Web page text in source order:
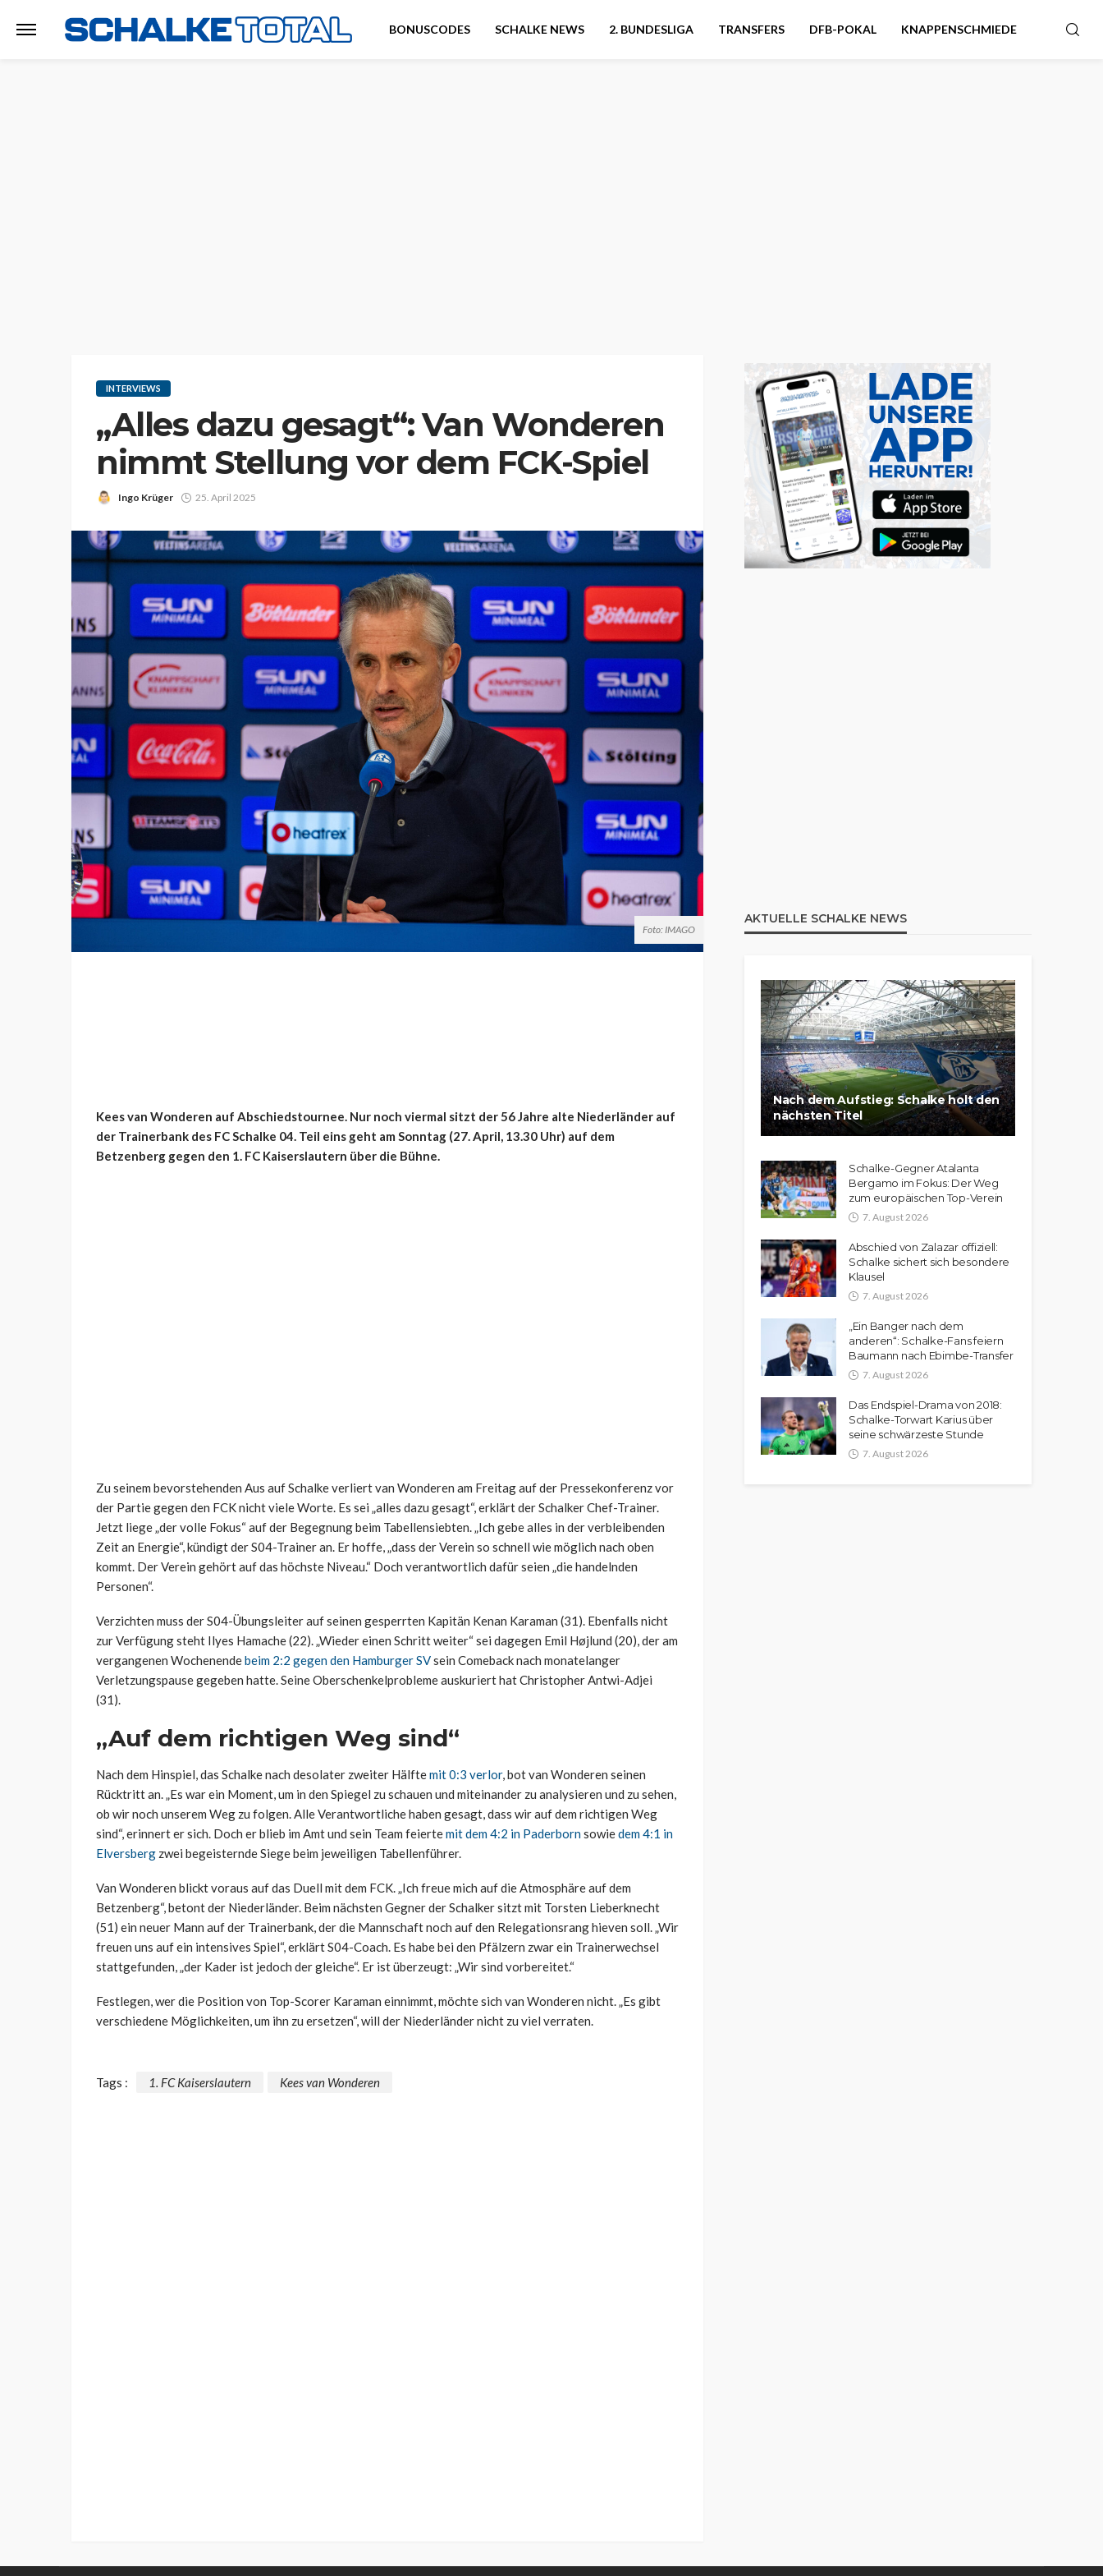
BONUSCODES SCHALKE NEWS 2. BUNDESLIGA TRANSFERS DFB-POKAL KNAPPENSCHMIEDE
INTERVIEWS
„Alles dazu gesagt“: Van Wonderen
nimmt Stellung vor dem FCK-Spiel
Ingo Krüger 25. April 2025
Foto: IMAGO
Kees van Wonderen auf Abschiedstournee. Nur noch viermal sitzt der 56 Jahre alte Niederländer auf
der Trainerbank des FC Schalke 04. Teil eins geht am Sonntag (27. April, 13.30 Uhr) auf dem
Betzenberg gegen den 1. FC Kaiserslautern über die Bühne.
Zu seinem bevorstehenden Aus auf Schalke verliert van Wonderen am Freitag auf der Pressekonferenz vor
der Partie gegen den FCK nicht viele Worte. Es sei „alles dazu gesagt“, erklärt der Schalker Chef-Trainer.
Jetzt liege „der volle Fokus“ auf der Begegnung beim Tabellensiebten. „Ich gebe alles in der verbleibenden
Zeit an Energie“, kündigt der S04-Trainer an. Er hoffe, „dass der Verein so schnell wie möglich nach oben
kommt. Der Verein gehört auf das höchste Niveau.“ Doch verantwortlich dafür seien „die handelnden
Personen“.
Verzichten muss der S04-Übungsleiter auf seinen gesperrten Kapitän Kenan Karaman (31). Ebenfalls nicht
zur Verfügung steht Ilyes Hamache (22). „Wieder einen Schritt weiter“ sei dagegen Emil Højlund (20), der am
vergangenen Wochenendebeim 2:2 gegen den Hamburger SVsein Comeback nach monatelanger
Verletzungspause gegeben hatte. Seine Oberschenkelprobleme auskuriert hat Christopher Antwi-Adjei
(31).
„Auf dem richtigen Weg sind“
Nach dem Hinspiel, das Schalke nach desolater zweiter Hälftemit 0:3 verlor, bot van Wonderen seinen
Rücktritt an. „Es war ein Moment, um in den Spiegel zu schauen und miteinander zu analysieren und zu sehen,
ob wir noch unserem Weg zu folgen. Alle Verantwortliche haben gesagt, dass wir auf dem richtigen Weg
sind“, erinnert er sich. Doch er blieb im Amt und sein Team feiertemit dem 4:2 in Paderbornsowiedem 4:1 in
Elversberg zwei begeisternde Siege beim jeweiligen Tabellenführer.
Van Wonderen blickt voraus auf das Duell mit dem FCK. „Ich freue mich auf die Atmosphäre auf dem
Betzenberg“, betont der Niederländer. Beim nächsten Gegner der Schalker sitzt mit Torsten Lieberknecht
(51) ein neuer Mann auf der Trainerbank, der die Mannschaft noch auf den Relegationsrang hieven soll. „Wir
freuen uns auf ein intensives Spiel“, erklärt S04-Coach. Es habe bei den Pfälzern zwar ein Trainerwechsel
stattgefunden, „der Kader ist jedoch der gleiche“. Er ist überzeugt: „Wir sind vorbereitet.“
Festlegen, wer die Position von Top-Scorer Karaman einnimmt, möchte sich van Wonderen nicht. „Es gibt
verschiedene Möglichkeiten, um ihn zu ersetzen“, will der Niederländer nicht zu viel verraten.
Tags : 1. FC Kaiserslautern Kees van Wonderen
AKTUELLE SCHALKE NEWS
Nach dem Aufstieg: Schalke holt den
nächsten Titel
Schalke-Gegner Atalanta
Bergamo im Fokus: Der Weg
zum europäischen Top-Verein
7. August 2026
Abschied von Zalazar offiziell:
Schalke sichert sich besondere
Klausel
7. August 2026
„Ein Banger nach dem
anderen“: Schalke-Fans feiern
Baumann nach Ebimbe-Transfer
7. August 2026
Das Endspiel-Drama von 2018:
Schalke-Torwart Karius über
seine schwärzeste Stunde
7. August 2026